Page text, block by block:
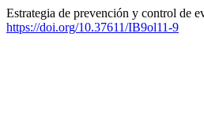
Estrategia de prevención y control de
https://doi.org/10.37611/IB9ol11-9